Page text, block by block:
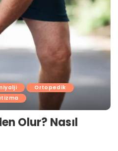
Ortopedik
Olur? Nasıl